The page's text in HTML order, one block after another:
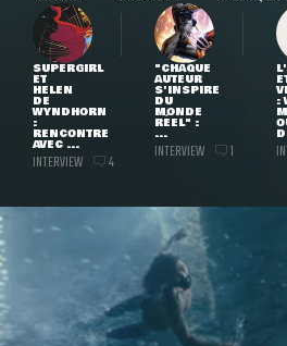
SUPERGIRL
ET
HELEN
DE
WYNDHORN
:
RENCONTRE
AVEC ...
INTERVIEW 4
"CHAQUE
AUTEUR
S'INSPIRE
DU
MONDE
RÉEL" :
...
INTERVIEW 1
: